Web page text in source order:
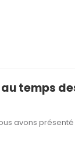
temps
avons